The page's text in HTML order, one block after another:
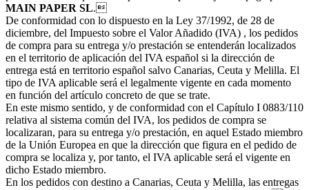
MAIN PAPER SL.
De conformidad con lo dispuesto en la Ley 37/1992, de 28 de
diciembre, del Impuesto sobre el Valor Añadido (IVA) , los pedidos
de compra para su entrega y/o prestación se entenderán localizados
en el territorio de aplicación del IVA español si la dirección de
entrega está en territorio español salvo Canarias, Ceuta y Melilla. El
tipo de IVA aplicable será el legalmente vigente en cada momento
en función del artículo concreto de que se trate.
En este mismo sentido, y de conformidad con el Capítulo I 0883/110
relativa al sistema común del IVA, los pedidos de compra se
localizaran, para su entrega y/o prestación, en aquel Estado miembro
de la Unión Europea en que la dirección que figura en el pedido de
compra se localiza y, por tanto, el IVA aplicable será el vigente en
dicho Estado miembro.
En los pedidos con destino a Canarias, Ceuta y Melilla, las entregas